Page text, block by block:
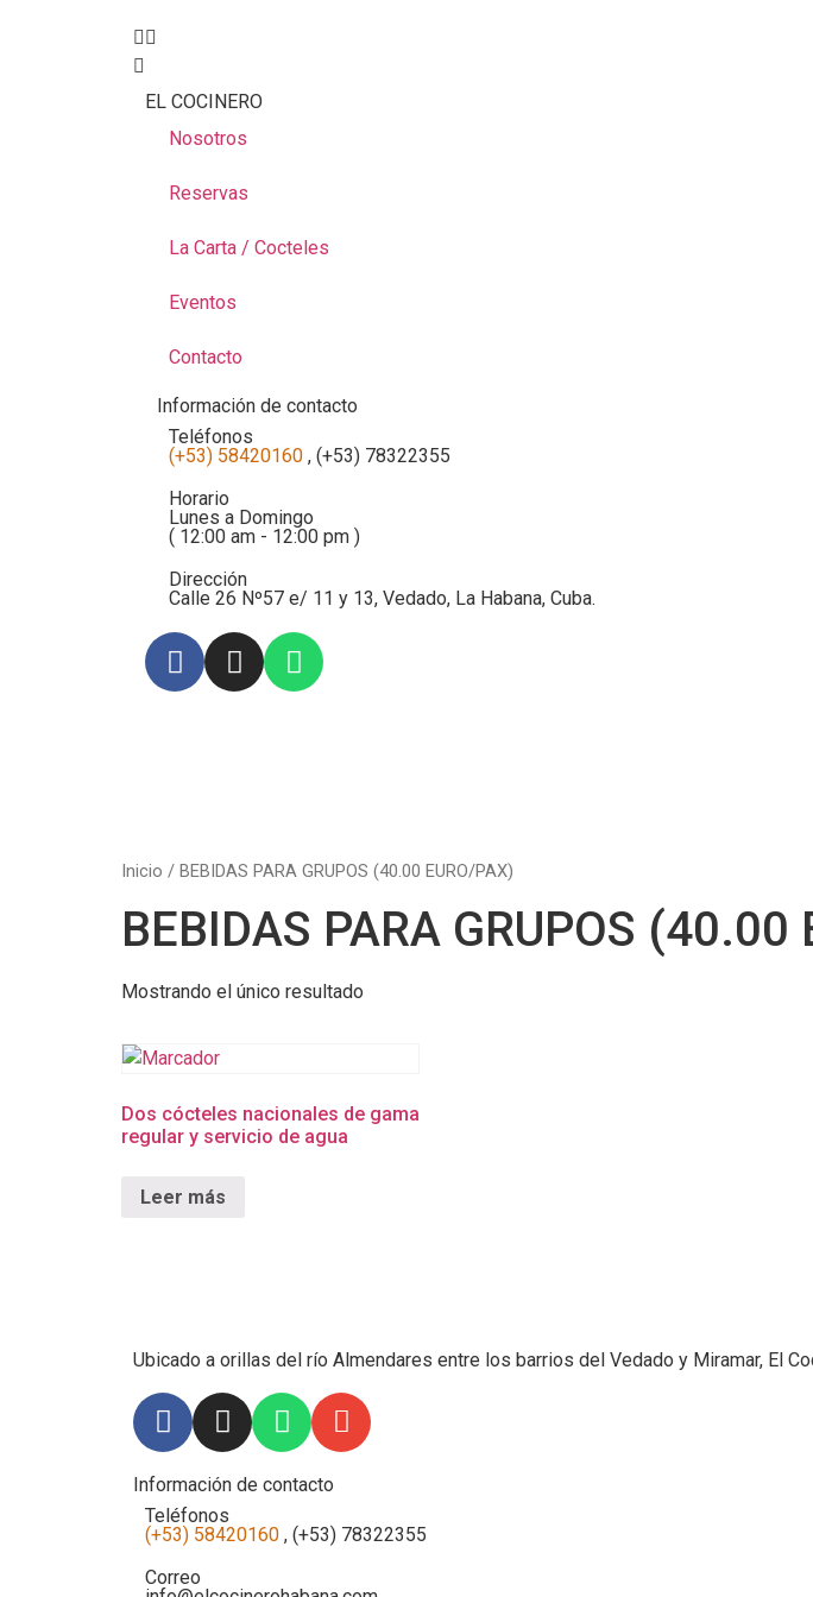
EL COCINERO
Nosotros
Reservas
La Carta / Cocteles
Eventos
Contacto
Información de contacto
Teléfonos
(+53) 58420160 , (+53) 78322355
Horario
Lunes a Domingo
( 12:00 am - 12:00 pm )
Dirección
Calle 26 Nº57 e/ 11 y 13, Vedado, La Habana, Cuba.
Inicio / BEBIDAS PARA GRUPOS (40.00 EURO/PAX)
BEBIDAS PARA GRUPOS (40.00
Mostrando el único resultado
Dos cócteles nacionales de gama
regular y servicio de agua
Leer más
Ubicado a orillas del río Almendares entre los barrios del Vedado y Miramar, El
Información de contacto
Teléfonos
(+53) 58420160 , (+53) 78322355
Correo